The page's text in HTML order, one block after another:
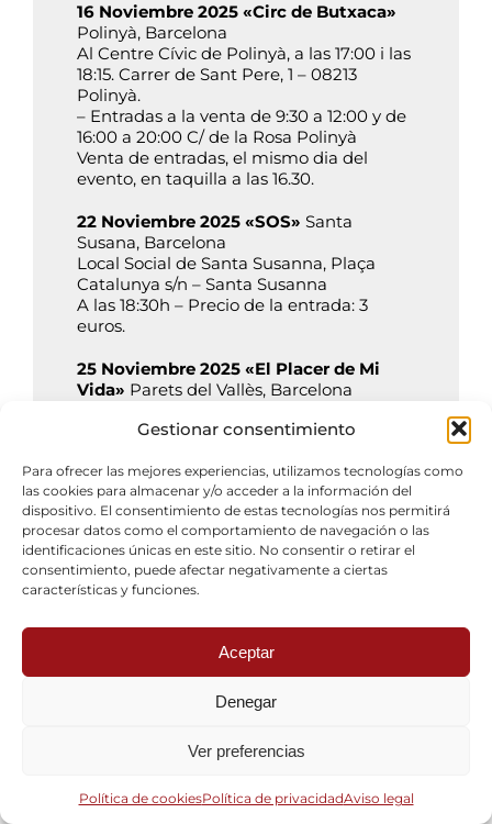
Gestionar consentimiento
Para ofrecer las mejores experiencias, utilizamos tecnologías como
las cookies para almacenar y/o acceder a la información del
dispositivo. El consentimiento de estas tecnologías nos permitirá
procesar datos como el comportamiento de navegación o las
identificaciones únicas en este sitio. No consentir o retirar el
consentimiento, puede afectar negativamente a ciertas
características y funciones.
Aceptar
Denegar
Ver preferencias
Política de cookiesPolítica de privacidadAviso legal
16 Noviembre 2025 «Circ de Butxaca»
Polinyà, Barcelona
Al Centre Cívic de Polinyà, a las 17:00 i las
18:15. Carrer de Sant Pere, 1 – 08213
Polinyà.
– Entradas a la venta de 9:30 a 12:00 y de
16:00 a 20:00 C/ de la Rosa Polinyà
Venta de entradas, el mismo dia del
evento, en taquilla a las 16.30.
22 Noviembre 2025 «SOS» Santa
Susana, Barcelona
Local Social de Santa Susanna, Plaça
Catalunya s/n – Santa Susanna
A las 18:30h – Precio de la entrada: 3
euros.
25 Noviembre 2025 «El Placer de Mi
Vida» Parets del Vallès, Barcelona
Valles. Función escolar.
6 Diciembre «Muestra de Numeros
Clown»Atenas, Grecia.
Kukaracha Theaterspace, Korinthou,6
Athina 104 41 Grecia, a las 20:00h.
12 Diciembre 2025 «Cabaret de Nadal
La Fàbrica de Somnis»,
Barcelona.
Parc de la Guineüeta a les 12:00. Gratuït!